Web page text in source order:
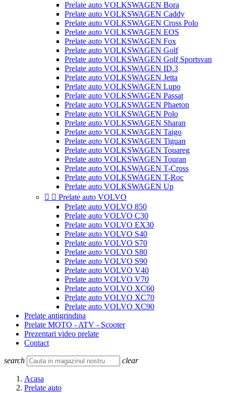
Prelate auto VOLKSWAGEN Bora
Prelate auto VOLKSWAGEN Caddy
Prelate auto VOLKSWAGEN Cross Polo
Prelate auto VOLKSWAGEN EOS
Prelate auto VOLKSWAGEN Fox
Prelate auto VOLKSWAGEN Golf
Prelate auto VOLKSWAGEN Golf Sportsvan
Prelate auto VOLKSWAGEN ID.3
Prelate auto VOLKSWAGEN Jetta
Prelate auto VOLKSWAGEN Lupo
Prelate auto VOLKSWAGEN Passat
Prelate auto VOLKSWAGEN Phaeton
Prelate auto VOLKSWAGEN Polo
Prelate auto VOLKSWAGEN Sharan
Prelate auto VOLKSWAGEN Taigo
Prelate auto VOLKSWAGEN Tiguan
Prelate auto VOLKSWAGEN Touareg
Prelate auto VOLKSWAGEN Touran
Prelate auto VOLKSWAGEN T-Cross
Prelate auto VOLKSWAGEN T-Roc
Prelate auto VOLKSWAGEN Up
  Prelate auto VOLVO
Prelate auto VOLVO 850
Prelate auto VOLVO C30
Prelate auto VOLVO EX30
Prelate auto VOLVO S40
Prelate auto VOLVO S70
Prelate auto VOLVO S80
Prelate auto VOLVO S90
Prelate auto VOLVO V40
Prelate auto VOLVO V70
Prelate auto VOLVO XC60
Prelate auto VOLVO XC70
Prelate auto VOLVO XC90
Prelate antigrindina
Prelate MOTO - ATV - Scooter
Prezentari video prelate
Contact
search clear
Acasa
Prelate auto